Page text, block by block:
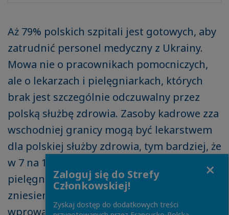
Aż 79% polskich szpitali jest gotowych, aby
zatrudnić personel medyczny z Ukrainy.
Mowa nie o pracownikach pomocniczych,
ale o lekarzach i pielęgniarkach, których
brak jest szczególnie odczuwalny przez
polską służbę zdrowia. Zasoby kadrowe zza
wschodniej granicy mogą być lekarstwem
dla polskiej służby zdrowia, tym bardziej, że
w 7 na 10 polskich szpitali brakuje
pielęgniarek i lekarzy. Warunkiem jest
zniesienie barier administracyjnych i
wprowadzenie ułatwień w uzyskaniu
Zaloguj się do Strefy
Członkowskiej!
Zyskaj dostęp do dodatkowych treści